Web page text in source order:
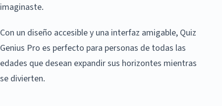
imaginaste.
Con un diseño accesible y una interfaz amigable, Quiz
Genius Pro es perfecto para personas de todas las
edades que desean expandir sus horizontes mientras
se divierten.